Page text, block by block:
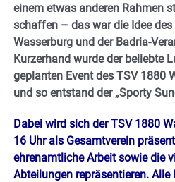
einem etwas anderen Rahmen
schaffen – das war die Idee des
Wasserburg und der Badria-
Kurzerhand wurde der beliebte
geplanten Event des TSV 1880
und so entstand der „Sporty
Dabei wird sich der TSV 1880
16 Uhr als Gesamtverein
ehrenamtliche Arbeit sowie die
Abteilungen repräsentieren. Alle